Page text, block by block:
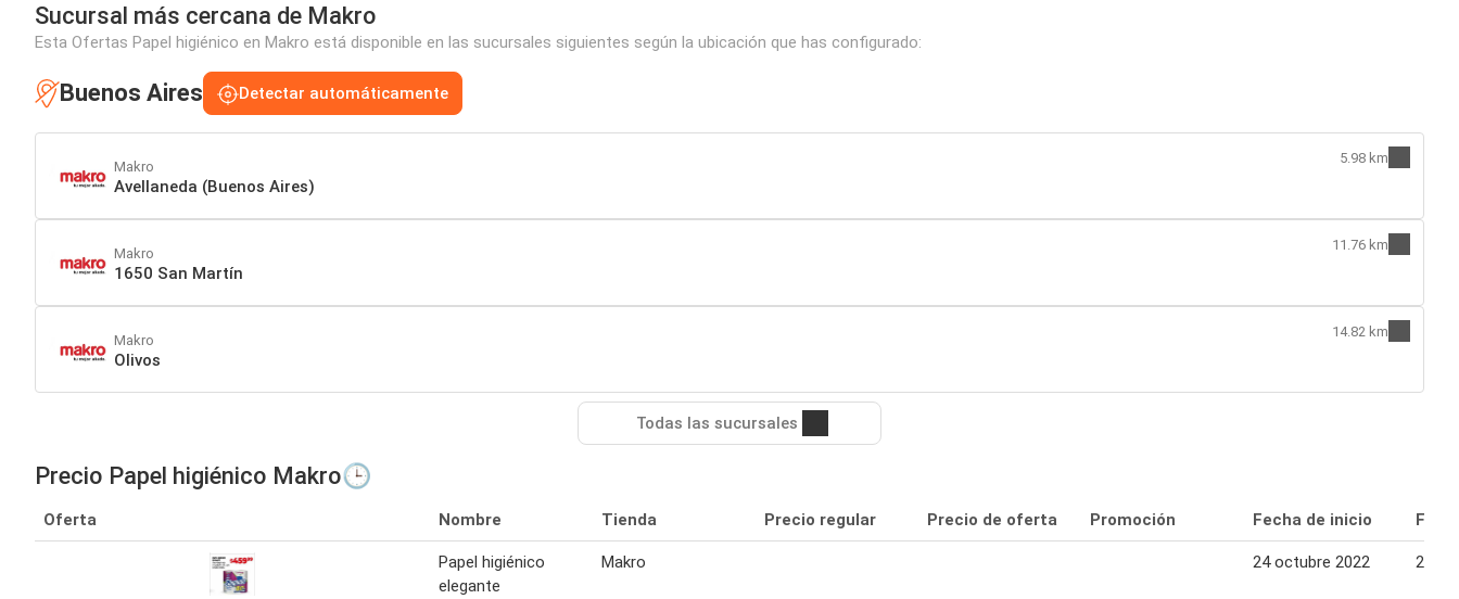
Sucursal más cercana de Makro
Esta Ofertas Papel higiénico en Makro está disponible en las sucursales siguientes según la ubicación que has configurado:
Buenos Aires Detectar automáticamente
Makro
Avellaneda (Buenos Aires)
5.98 km
Makro
1650 San Martín
11.76 km
Makro
Olivos
14.82 km
Todas las sucursales
Precio Papel higiénico Makro🕒
Oferta Nombre Tienda Precio regular Precio de oferta Promoción Fecha de inicio
Papel higiénico
elegante
Makro 24 octubre 2022 26